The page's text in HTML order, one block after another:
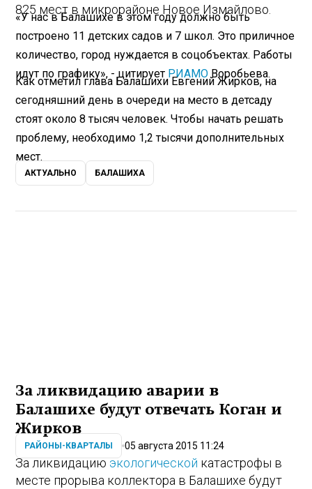
825 мест в микрорайоне Новое Измайлово.
«У нас в Балашихе в этом году должно быть
построено 11 детских садов и 7 школ. Это приличное
количество, город нуждается в соцобъектах. Работы
идут по графику», - цитирует РИАМОВоробьева.
Как отметил глава Балашихи Евгений Жирков, на
сегодняшний день в очереди на место в детсаду
стоят около 8 тысяч человек. Чтобы начать решать
проблему, необходимо 1,2 тысячи дополнительных
мест.
АКТУАЛЬНО БАЛАШИХА
За ликвидацию аварии в
Балашихе будут отвечать Коган и
Жирков
РАЙОНЫ-КВАРТАЛЫ 05 августа 2015 11:24
За ликвидациюэкологической катастрофы в
месте прорыва коллектора в Балашихе будут